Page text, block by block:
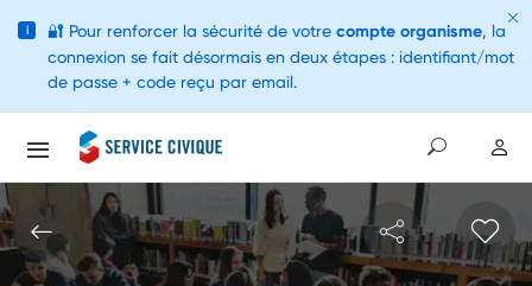
i 🔐 Pour renforcer la sécurité de votre compte organisme, la
connexion se fait désormais en deux étapes : identifiant/mot
de passe + code reçu par email.